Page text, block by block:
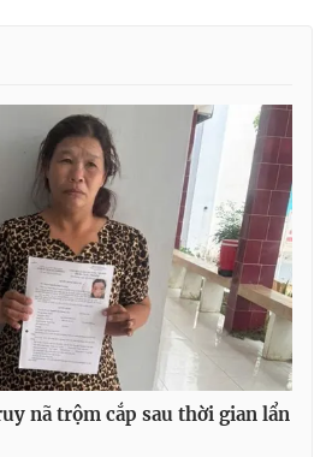
nã trộm cắp sau thời gian lẩn